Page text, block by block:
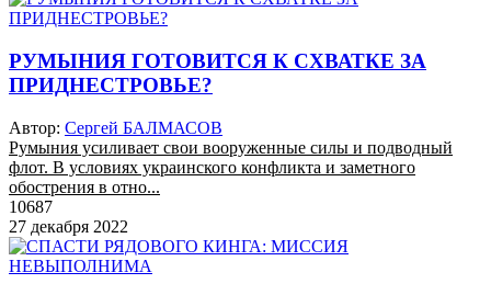
РУМЫНИЯ ГОТОВИТСЯ К СХВАТКЕ ЗА
ПРИДНЕСТРОВЬЕ?
Автор: Сергей БАЛМАСОВ
Румыния усиливает свои вооруженные силы и подводный
флот. В условиях украинского конфликта и заметного
обострения в отно...
10687
27 декабря 2022